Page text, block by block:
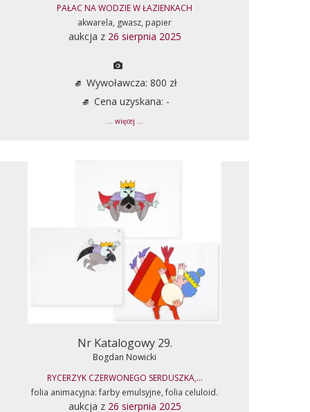
PAŁAC NA WODZIE W ŁAZIENKACH
akwarela, gwasz, papier
aukcja z 26 sierpnia 2025
Wywoławcza: 800 zł
Cena uzyskana: -
... więcej ...
Nr Katalogowy 29.
Bogdan Nowicki
RYCERZYK CZERWONEGO SERDUSZKA,...
folia animacyjna: farby emulsyjne, folia celuloid.
aukcja z 26 sierpnia 2025